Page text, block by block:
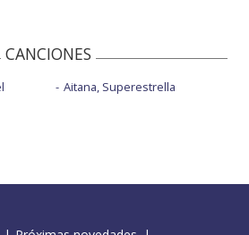
CANCIONES
Aitana, Superestrella